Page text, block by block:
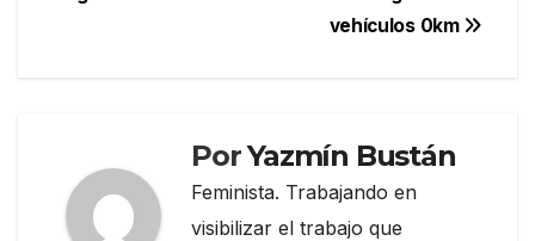
vehículos 0km
PorYazmín Bustán
Feminista. Trabajando en
visibilizar el trabajo que